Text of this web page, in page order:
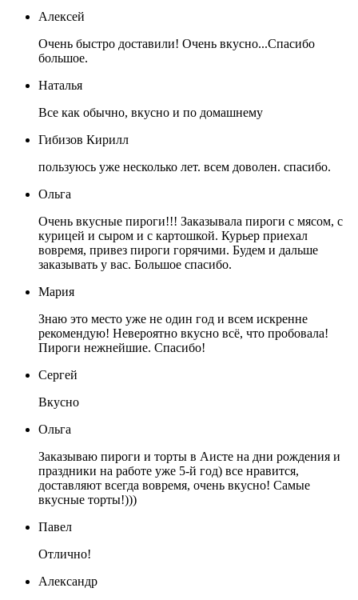
Алексей
Очень быстро доставили! Очень вкусно...Спасибо
большое.
Наталья
Все как обычно, вкусно и по домашнему
Гибизов Кирилл
пользуюсь уже несколько лет. всем доволен. спасибо.
Ольга
Очень вкусные пироги!!! Заказывала пироги с мясом, с
курицей и сыром и с картошкой. Курьер приехал
вовремя, привез пироги горячими. Будем и дальше
заказывать у вас. Большое спасибо.
Мария
Знаю это место уже не один год и всем искренне
рекомендую! Невероятно вкусно всё, что пробовала!
Пироги нежнейшие. Спасибо!
Сергей
Вкусно
Ольга
Заказываю пироги и торты в Аисте на дни рождения и
праздники на работе уже 5-й год) все нравится,
доставляют всегда вовремя, очень вкусно! Самые
вкусные торты!)))
Павел
Отлично!
Александр